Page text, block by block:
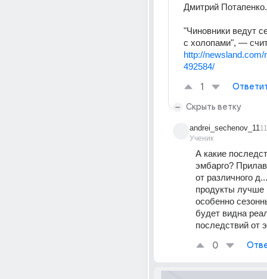
Дмитрий
"Чиновники ведут
с холопами", —
http://newsland.com/
492584/
1
Скрыть ветку
andrei_sechenov_11
Ученик
А какие
эмбарго?
от различного
продукты лучше
особенно
будет видна
последствий от
0